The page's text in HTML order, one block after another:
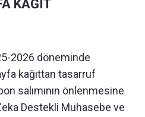
KAĞIT
2026 döneminde
kağıttan tasarruf
salımının önlenmesine
Destekli Muhasebe ve